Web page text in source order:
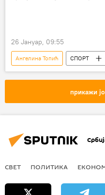
26 Јануар, 09:55
Ангелина Топић СПОРТ
Остали спортови
прикажи
СВЕТ ПОЛИТИКА